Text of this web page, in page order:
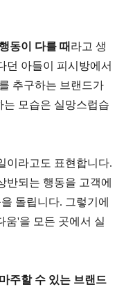
동이 다를 때 라고 생
던 아들이 피시방에서
추구하는 브랜드가
모습은 실망스럽습
이라고도 표현합니다.
반되는 행동을 고객에
돌립니다. 그렇기에
움'을 모든 곳에서 실
주할 수 있는 브랜드